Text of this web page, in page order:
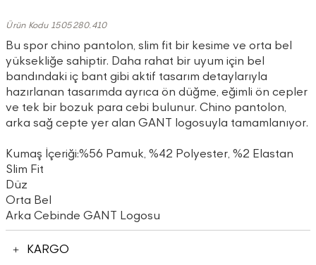
Ürün Kodu 1505280.410
Bu spor chino pantolon, slim fit bir kesime ve orta bel
yüksekliğe sahiptir. Daha rahat bir uyum için bel
bandındaki iç bant gibi aktif tasarım detaylarıyla
hazırlanan tasarımda ayrıca ön düğme, eğimli ön cepler
ve tek bir bozuk para cebi bulunur. Chino pantolon,
arka sağ cepte yer alan GANT logosuyla tamamlanıyor.
Kumaş İçeriği:%56 Pamuk, %42 Polyester, %2 Elastan
Slim Fit
Düz
Orta Bel
Arka Cebinde GANT Logosu
KARGO